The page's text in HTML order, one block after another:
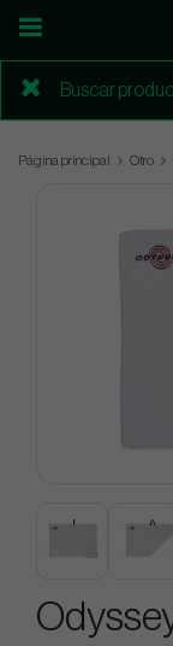
Página principal Otro